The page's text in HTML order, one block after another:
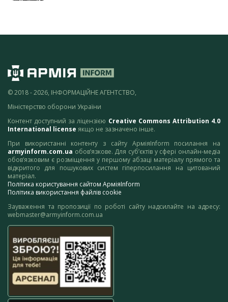
© 2018 - 2026, ІНФОРМАЦІЙНЕ АГЕНТСТВО,
Міністерство оборони України
Контент доступний за ліцензією Creative Commons Attribution 4.0
International license якщо не зазначено інше.
При використанні контенту з сайту АрміяInform посилання на
armyinform.com.ua обов’язкове. Для суб’єктів у сфері онлайн-медіа
обов’язковим є розміщення у першому абзаці матеріалу прямого та
відкритого для пошукових систем гіперпосилання на цитований
матеріал.
Політика користування сайтом АрміяInform
Політика використання файлів cookie
Зауваження та пропозиції по роботі сайту надсилайте на адресу:
webmaster@armyinform.com.ua